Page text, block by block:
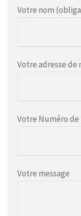
Votre nom
Votre adresse de
Votre Numéro
Votre message